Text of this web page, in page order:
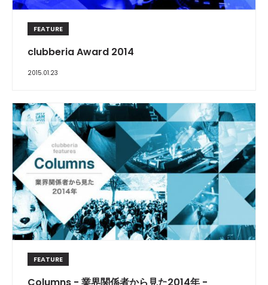
FEATURE
clubberia Award 2014
2015.01.23
FEATURE